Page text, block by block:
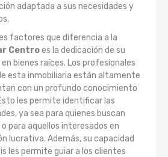
adaptada a sus necesidades y
factores que diferencia a la
Centroes la dedicación de su
bienes raíces. Los profesionales
esta inmobiliaria están altamente
con un profundo conocimiento
les permite identificar las
ya sea para quienes buscan
para aquellos interesados en
lucrativa. Además, su capacidad
les permite guiar a los clientes